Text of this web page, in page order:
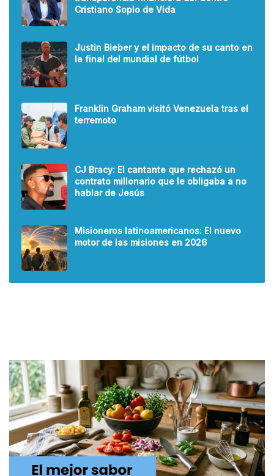
Cristiano Soplo de Vida
Justin Bieber y el impacto de su canto en
la final del mundial de fútbol
Franklin Graham visitó Venezuela tras el
terremoto
CJ Bracy: El cantante que rechazó un
contrato millonario que le obligaba a no
hablar de Jesús
Misioneros latinoamericanos: El nuevo
motor de las misiones en 2026